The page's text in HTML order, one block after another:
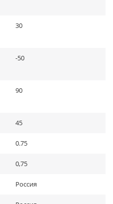
30
-50
90
45
0.75
0,75
Россия